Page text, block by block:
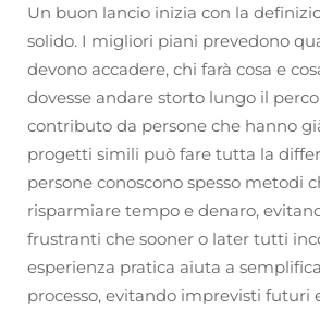
Un buon lancio inizia con la
solido. I migliori piani prevedono
devono accadere, chi farà cosa e
dovesse andare storto lungo il
contributo da persone che hanno
progetti simili può fare tutta la
persone conoscono spesso metodi
risparmiare tempo e denaro,
frustranti che sooner o later tutti
esperienza pratica aiuta a
processo, evitando imprevisti futuri